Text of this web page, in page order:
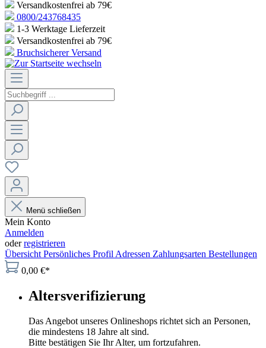
Versandkostenfrei ab 79€
0800/243768435
1-3 Werktage Lieferzeit
Versandkostenfrei ab 79€
Bruchsicherer Versand
Menü schließen
Mein Konto
Anmelden
oderregistrieren
Übersicht Persönliches Profil Adressen Zahlungsarten Bestellungen
0,00 €*
Altersverifizierung
Das Angebot unseres Onlineshops richtet sich an Personen,
die mindestens 18 Jahre alt sind.
Bitte bestätigen Sie Ihr Alter, um fortzufahren.